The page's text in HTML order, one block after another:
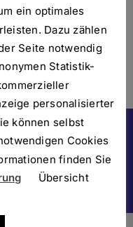
YouTube
E-
ein optimales
Dazu zählen
Seite notwendig
Statistik-
personalisierter
können selbst
Cookies
finden Sie
Übersicht